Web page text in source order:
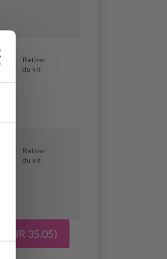
Retirer
du kit
Retirer
du kit
( EUR 35.05)